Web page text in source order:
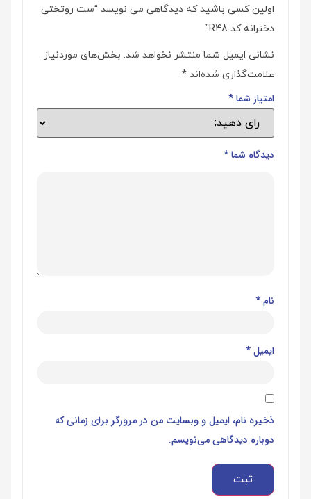
اولین کسی باشید که دیدگاهی می نویسد “ست روتختی
دخترانه کد R48”
نشانی ایمیل شما منتشر نخواهد شد. بخش‌های موردنیاز
علامت‌گذاری شده‌اند *
امتیاز شما*
دیدگاه شما*
نام*
ایمیل*
ذخیره نام، ایمیل و وبسایت من در مرورگر برای زمانی که
دوباره دیدگاهی می‌نویسم.